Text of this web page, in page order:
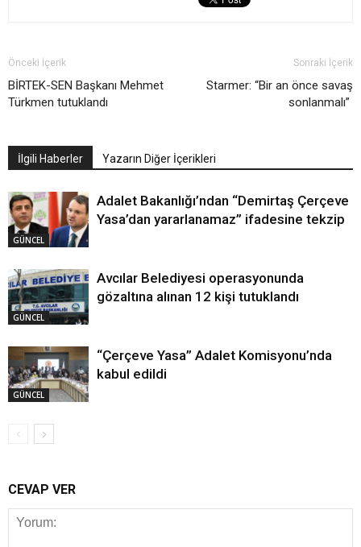
Önceki İçerik
BİRTEK-SEN Başkanı Mehmet
Türkmen tutuklandı
Sonraki İçerik
Starmer: “Bir an önce savaş
sonlanmalı”
İlgili Haberler Yazarın Diğer İçerikleri
GÜNCEL
Adalet Bakanlığı’ndan “Demirtaş Çerçeve
Yasa’dan yararlanamaz” ifadesine tekzip
GÜNCEL
Avcılar Belediyesi operasyonunda
gözaltına alınan 12 kişi tutuklandı
GÜNCEL
“Çerçeve Yasa” Adalet Komisyonu’nda
kabul edildi
CEVAP VER